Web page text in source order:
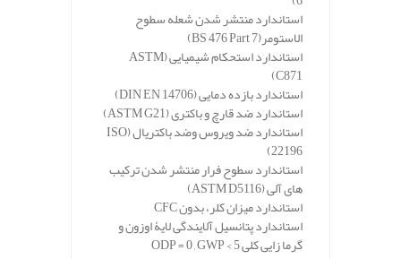
استاندارد منتشر شدن شعله سطوح
الاستومر(BS 476 Part 7)
استاندارد استحکام شیمیایی (ASTM
C871)
استاندارد بازده دمایی(DIN EN 14706)
استاندارد ضد قارچ و باکتری(ASTM G21)
استاندارد ضد ویروس وضد باکتریال (ISO
22196)
استاندارد سطوح فرار منتشر شدن ترکیب
های آلی(ASTM D5116)
استاندارد میزان کلر، بدونCFC
استاندارد پتانسیل آلایندگی لایۀ اوزون و
گرما زایی کلیODP = 0 , GWP < 5